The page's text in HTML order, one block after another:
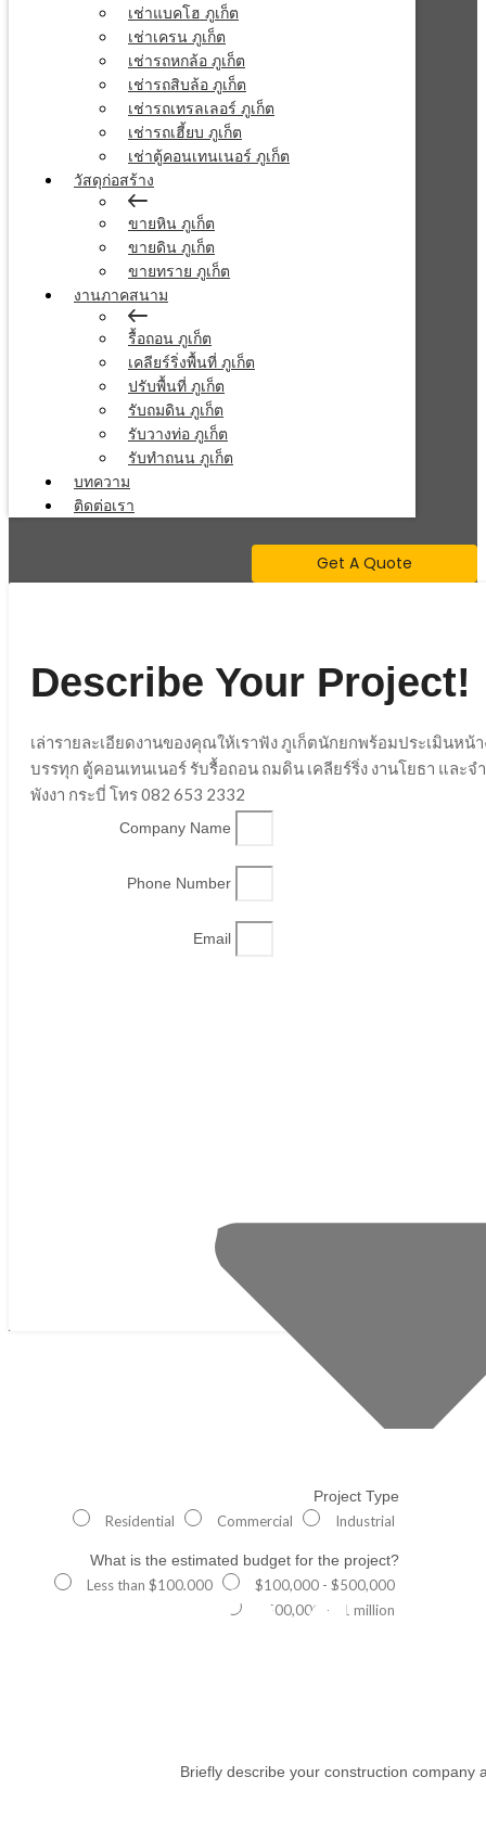
เช่าแบคโฮ ภูเก็ต
เช่าเครน ภูเก็ต
เช่ารถหกล้อ ภูเก็ต
เช่ารถสิบล้อ ภูเก็ต
เช่ารถเทรลเลอร์ ภูเก็ต
เช่ารถเฮี้ยบ ภูเก็ต
เช่าตู้คอนเทนเนอร์ ภูเก็ต
วัสดุก่อสร้าง
ขายหิน ภูเก็ต
ขายดิน ภูเก็ต
ขายทราย ภูเก็ต
งานภาคสนาม
รื้อถอน ภูเก็ต
เคลียร์ริ่งพื้นที่ ภูเก็ต
ปรับพื้นที่ ภูเก็ต
รับถมดิน ภูเก็ต
รับวางท่อ ภูเก็ต
รับทำถนน ภูเก็ต
บทความ
ติดต่อเรา
Get A Quote
Describe Your Project!
เล่ารายละเอียดงานของคุณให้เราฟัง ภูเก็ตนักยกพร้อมประเมินหน้
บรรทุก ตู้คอนเทนเนอร์ รับรื้อถอน ถมดิน เคลียร์ริ่ง งานโยธา และ
พังงา กระบี่ โทร 082 653 2332
Company Name
Phone Number
Email
Project Type
Residential
Commercial Industrial
What is the estimated budget for the project?
Less than $100,000
$100,000 - $500,000
$500,000 - $1 million
Briefly describe your construction company
404